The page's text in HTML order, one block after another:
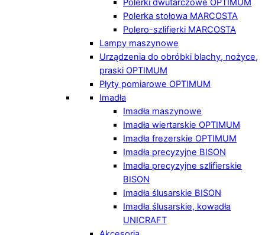
Polerki dwutarczowe OPTIMUM
Polerka stołowa MARCOSTA
Polero-szlifierki MARCOSTA
Lampy maszynowe
Urządzenia do obróbki blachy, nożyce,
praski OPTIMUM
Płyty pomiarowe OPTIMUM
Imadła
Imadła maszynowe
Imadła wiertarskie OPTIMUM
Imadła frezerskie OPTIMUM
Imadła precyzyjne BISON
Imadła precyzyjne szlifierskie
BISON
Imadła ślusarskie BISON
Imadła ślusarskie, kowadła
UNICRAFT